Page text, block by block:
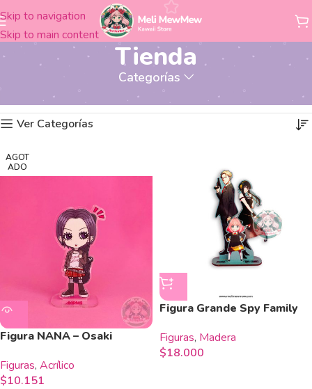
Skip to navigation
Skip to main content
Tienda
Categorías
Tienda Mostrando 361–384 de 415 resultados
Ver Categorías
AGOT
ADO
Figura NANA – Osaki
Figuras, Acrílico
$10.151
Figura Grande Spy Family
Figuras, Madera
$18.000